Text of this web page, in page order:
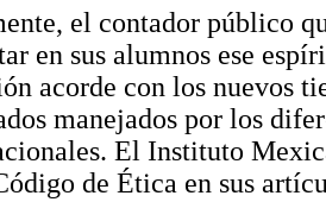
el contador público
en sus alumnos ese
acorde con los nuevos
manejados por los
El Instituto
de Ética en sus